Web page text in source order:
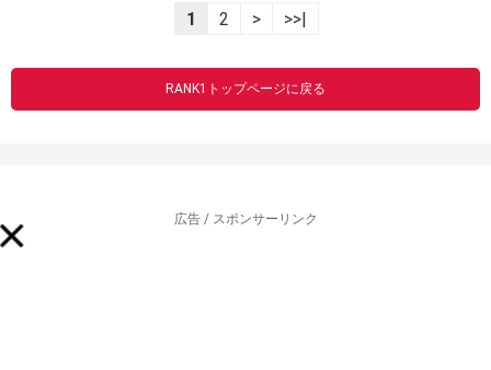
1 2 > >>|
RANK1トップページに戻る
広告 / スポンサーリンク